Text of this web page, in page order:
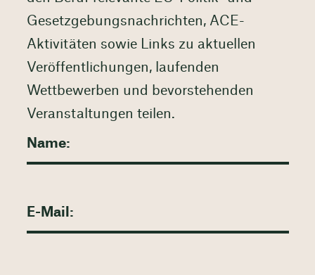
Gesetzgebungsnachrichten, ACE-
Aktivitäten sowie Links zu aktuellen
Veröffentlichungen, laufenden
Wettbewerben und bevorstehenden
Veranstaltungen teilen.